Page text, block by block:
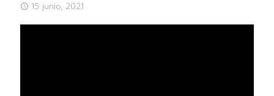
15 junio, 2021